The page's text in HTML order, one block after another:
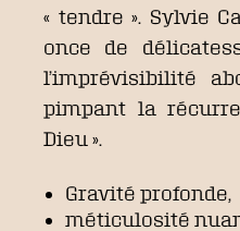
« tendre ». Sylvie
once de
l’imprévisibilité
pimpant la
Dieu ».
Gravité profonde,
méticulosité